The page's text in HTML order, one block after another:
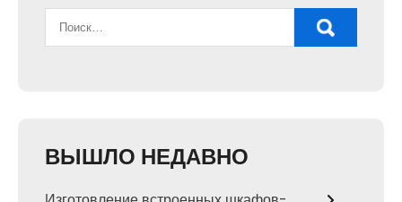
ВЫШЛО НЕДАВНО